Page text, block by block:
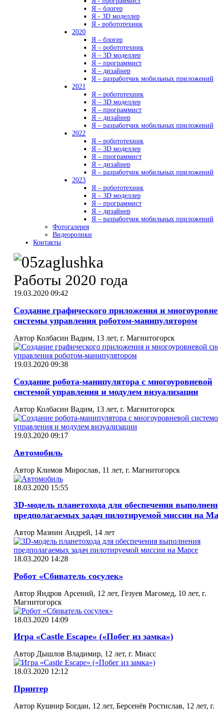
Я – блогер
Я - 3D моделлер
Я - робототехник
2020
Я – блогер
Я – робототехник
Я – 3D моделлер
Я – программист
Я – дизайнер
Я – разработчик мобильных приложений
2021
Я – робототехник
Я – 3D моделлер
Я – программист
Я – дизайнер
Я – разработчик мобильных приложений
2022
Я – робототехник
Я – 3D моделлер
Я – программист
Я – дизайнер
Я – разработчик мобильных приложений
2023
Я – робототехник
Я – 3D моделлер
Я – программист
Я – дизайнер
Я – разработчик мобильных приложений
Фотогалерея
Видеоролики
Контакты
Работы 2020 года
19.03.2020 09:42
Создание графического приложения и
системы управления роботом-манипулятором
Автор Колбасин Вадим, 13 лет, г. Магнитогорск
19.03.2020 09:38
Создание робота-манипулятора с многоуровневой
системой управления и модулем визуализации
Автор Колбасин Вадим, 13 лет, г. Магнитогорск
19.03.2020 09:17
Автомобиль
Автор Климов Мирослав, 11 лет, г. Магнитогорск
18.03.2020 15:55
3D-модель планетохода для обеспечения
предполагаемых задач пилотируемой миссии на
Автор Мазнин Андрей, 14 лет
18.03.2020 14:28
Робот «Сбиватель сосулек»
Автор Яндров Арсений, 12 лет, Гезуев Магомед, 10 лет, г.
Магнитогорск
18.03.2020 14:09
Игра «Castle Escape» («Побег из замка»)
Автор Дышлов Владимир, 12 лет, г. Миасс
18.03.2020 12:12
Принтер
Автор Кушнир Богдан, 12 лет, Берсенёв Ростислав, 12 лет, г.